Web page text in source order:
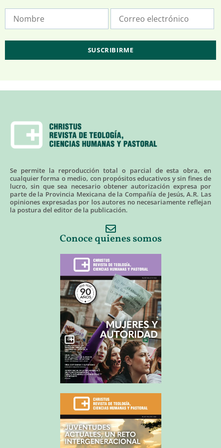
Se permite la reproducción total o parcial de esta obra, en
cualquier forma o medio, con propósitos educativos y sin fines de
lucro, sin que sea necesario obtener autorización expresa por
parte de la Provincia Mexicana de la Compañía de Jesús, A.R. Las
opiniones expresadas por los autores no necesariamente reflejan
la postura del editor de la publicación.
Conoce quienes somos